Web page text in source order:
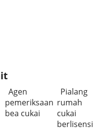
Agen
pemeriksaan
bea cukai
Pialang
rumah
cukai
berlisensi